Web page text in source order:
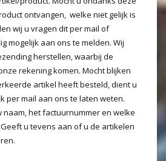
ontvangen, welke niet gelijk is
wij u vragen dit per mail of
mogelijk aan ons te melden. Wij
herstellen, waarbij de
rekening komen. Mocht blijken
artikel heeft besteld, dient u
per mail aan ons te laten weten.
naam, het factuurnummer en welke
u tevens aan of u de artikelen